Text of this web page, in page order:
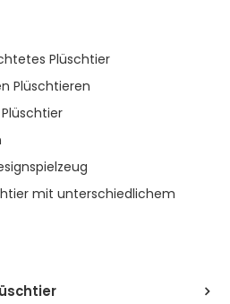
Plüschtier
Plüschtieren
mit unterschiedlichem